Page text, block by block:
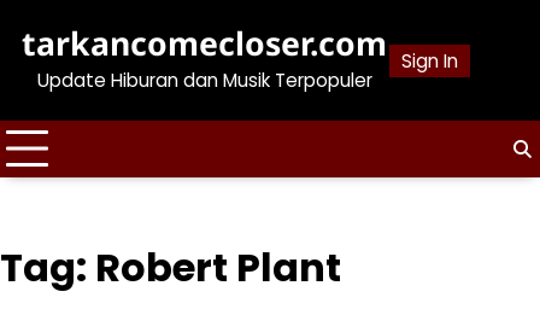
content
tarkancomecloser.com
Update Hiburan dan Musik Terpopuler
Sign In
Tag: Robert Plant